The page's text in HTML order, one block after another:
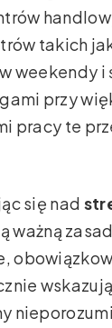
takich
weekendy i
przy
pracy te
się nad
ważną